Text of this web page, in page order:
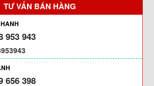
▼
TƯ VẤN BÁN HÀNG
953 943
656 398